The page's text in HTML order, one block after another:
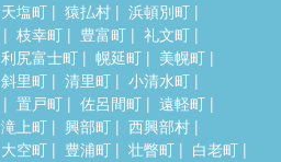
天塩町 猿払村
浜頓別町
枝幸町 豊富町
礼文町
利尻富士町 幌延町
美幌町
斜里町 清里町
小清水町
置戸町 佐呂間町
遠軽町
滝上町 興部町
西興部村
大空町 豊浦町 壮瞥町
白老町